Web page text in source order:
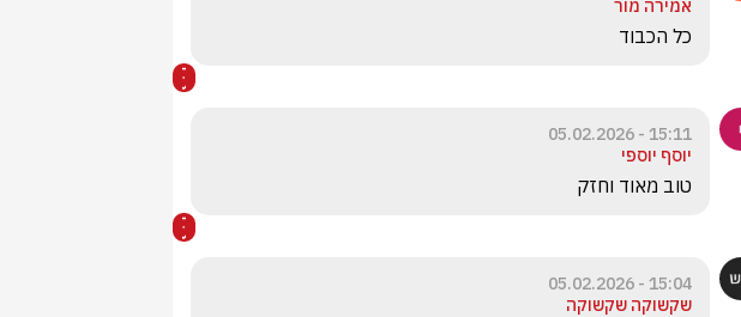
אמירה מור
כל הכבוד
15:11 - 05.02.2026
יוסף יוספי
טוב מאוד וחזק
15:04 - 05.02.2026
שקשוקה שקשוקה